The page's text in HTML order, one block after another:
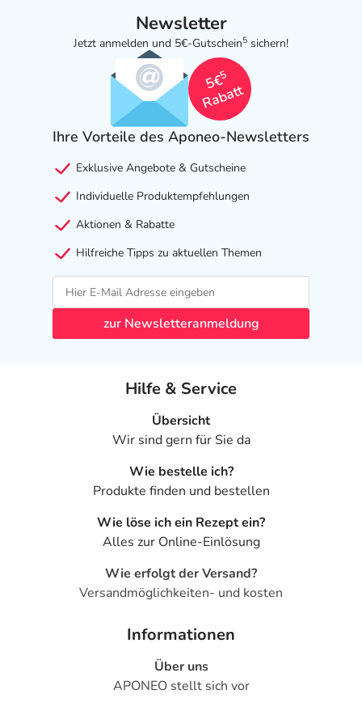
Newsletter
Jetzt anmelden und 5€-Gutschein5 sichern!
5€
5
Rabatt
Ihre Vorteile des Aponeo-Newsletters
Exklusive Angebote & Gutscheine
Individuelle Produktempfehlungen
Aktionen & Rabatte
Hilfreiche Tipps zu aktuellen Themen
zur Newsletteranmeldung
Hilfe & Service
Übersicht
Wir sind gern für Sie da
Wie bestelle ich?
Produkte finden und bestellen
Wie löse ich ein Rezept ein?
Alles zur Online-Einlösung
Wie erfolgt der Versand?
Versandmöglichkeiten- und kosten
Informationen
Über uns
APONEO stellt sich vor